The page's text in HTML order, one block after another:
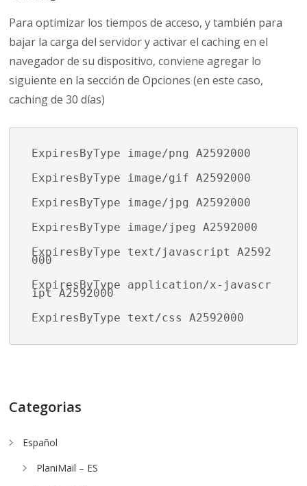
Para optimizar los tiempos de acceso, y también para
bajar la carga del servidor y activar el caching en el
navegador de su dispositivo, conviene agregar lo
siguiente en la sección de Opciones (en este caso,
caching de 30 días)
ExpiresByType image/png A2592000
ExpiresByType image/gif A2592000
ExpiresByType image/jpg A2592000
ExpiresByType image/jpeg A2592000
ExpiresByType text/javascript A2592
000
ExpiresByType application/x-javascr
ipt A2592000
ExpiresByType text/css A2592000
Categorias
Español
PlaniMail – ES